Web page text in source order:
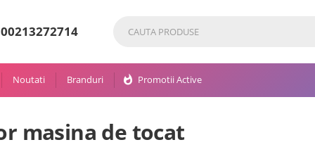
0213272714
Noutati Branduri whatshot Promotii Active
masina de tocat